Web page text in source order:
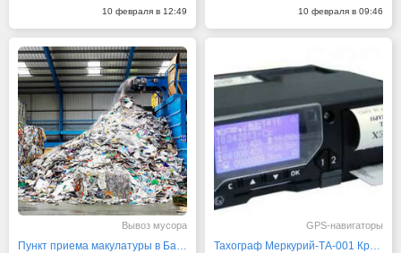
10 февраля в 12:49 10 февраля в 09:46
Вывоз мусора
Пункт приема макулатуры в Барнауле — база и вывоз
GPS-навигаторы
Тахограф Меркурий-ТА-001 Крым Спецконтроль